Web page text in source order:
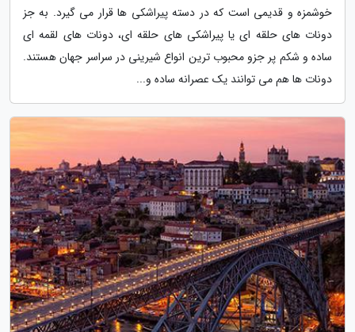
خوشمزه و قدیمی است که در دسته پیراشکی ها قرار می گیرد. به جز
دونات های حلقه ای یا پیراشکی های حلقه ای، دونات های لقمه ای
ساده و شکم پر جزو محبوب ترین انواع شیرینی در سراسر جهان هستند.
دونات ها هم می توانند یک عصرانه ساده و...